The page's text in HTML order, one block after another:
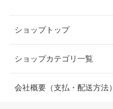
ショップトップ
ショップカテゴリ一覧
会社概要（支払・配送方法）